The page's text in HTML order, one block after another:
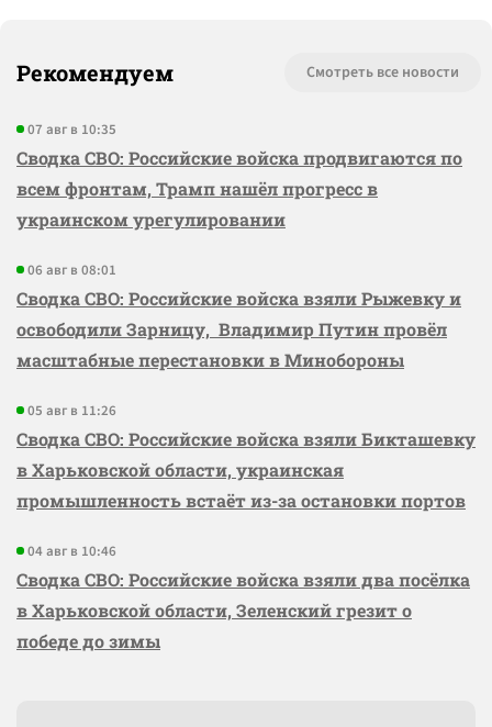
Рекомендуем Смотреть все новости
07 авг в 10:35
Сводка СВО: Российские войска продвигаются по
всем фронтам, Трамп нашёл прогресс в
украинском урегулировании
06 авг в 08:01
Сводка СВО: Российские войска взяли Рыжевку и
освободили Зарницу, Владимир Путин провёл
масштабные перестановки в Минобороны
05 авг в 11:26
Сводка СВО: Российские войска взяли Бикташевку
в Харьковской области, украинская
промышленность встаёт из-за остановки портов
04 авг в 10:46
Сводка СВО: Российские войска взяли два посёлка
в Харьковской области, Зеленский грезит о
победе до зимы